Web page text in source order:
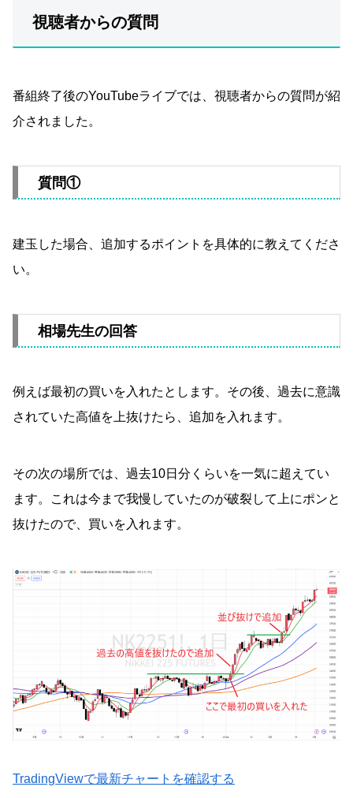
視聴者からの質問
番組終了後のYouTubeライブでは、視聴者からの質問が紹
介されました。
質問①
建玉した場合、追加するポイントを具体的に教えてくださ
い。
相場先生の回答
例えば最初の買いを入れたとします。その後、過去に意識
されていた高値を上抜けたら、追加を入れます。
その次の場所では、過去10日分くらいを一気に超えてい
ます。これは今まで我慢していたのが破裂して上にポンと
抜けたので、買いを入れます。
TradingViewで最新チャートを確認する